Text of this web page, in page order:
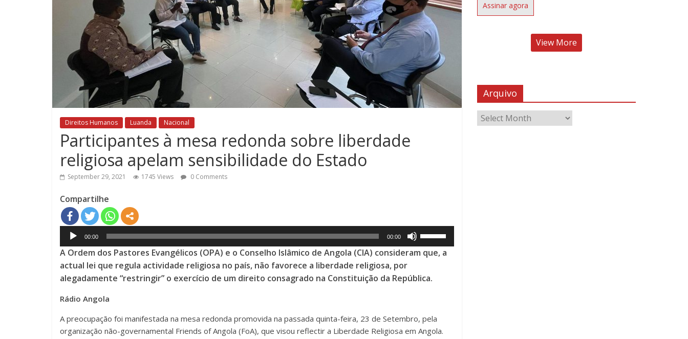
Direitos Humanos Luanda Nacional
Participantes à mesa redonda sobre liberdade
religiosa apelam sensibilidade do Estado
September 29, 2021 1745 Views 0 Comments
Compartilhe
Audio
Player
00:00 00:00
Up/Down
Arrow
to
decrease
volume.
A Ordem dos Pastores Evangélicos (OPA) e o Conselho Islâmico de Angola (CIA) consideram que, a
actual lei que regula actividade religiosa no país, não favorece a liberdade religiosa, por
alegadamente “restringir” o exercício de um direito consagrado na Constituição da República.
Rádio Angola
A preocupação foi manifestada na mesa redonda promovida na passada quinta-feira, 23 de Setembro, pela
organização não-governamental Friends of Angola (FoA), que visou reflectir a Liberdade Religiosa em Angola.
Assinar agora
View More
Arquivo